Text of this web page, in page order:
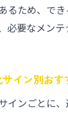
るため、で
必要なメン
イン別おす
インごとに